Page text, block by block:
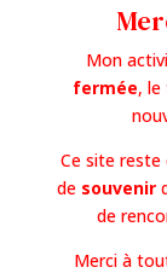
Mon
fermée, le
Ce site reste
de souvenir
de
Merci à